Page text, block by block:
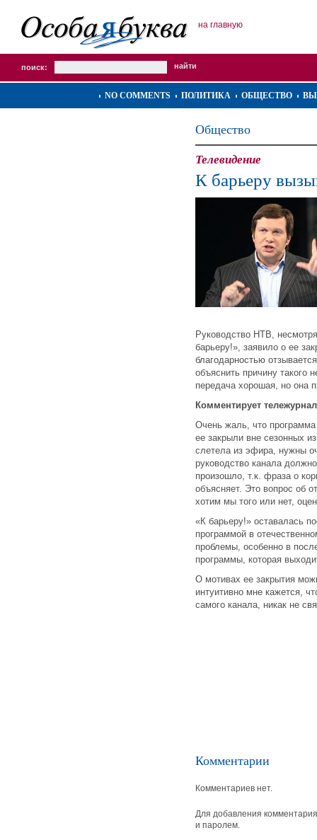
на главную
поиск:
NO COMMENTS ПОЛИТИКА ОБЩЕСТВО
Общество
Телевидение
К барьеру
Руководство НТВ,
барьеру!», заявило о ее
благодарностью
объяснить причину такого
передача хорошая, но она
Комментирует
Очень жаль, что
ее закрыли вне сезонных
слетела из эфира, нужны
руководство канала
произошло, т.к. фраза о
объясняет. Это вопрос об
хотим мы того или нет,
«К барьеру!» оставалась
программой в
проблемы, особенно в
программы, которая
О мотивах ее закрытия
интуитивно мне кажется,
самого канала, никак не
Комментарии
Комментариев нет.
Для добавления
и паролем.